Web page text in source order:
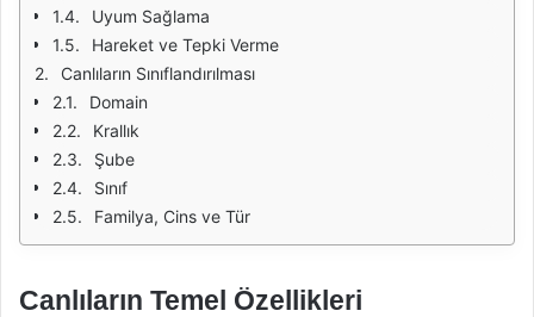
Uyum Sağlama
Hareket ve Tepki Verme
Canlıların Sınıflandırılması
Domain
Krallık
Şube
Sınıf
Familya, Cins ve Tür
Canlıların Temel Özellikleri